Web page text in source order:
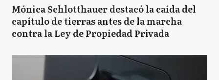
Mónica Schlotthauer destacó la caída del
capítulo de tierras antes de la marcha
contra la Ley de Propiedad Privada